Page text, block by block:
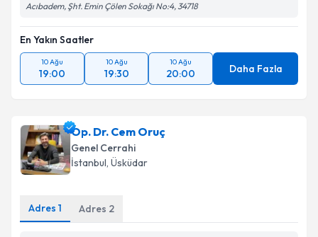
Acıbadem, Şht. Emin Çölen Sokağı No:4, 34718
En Yakın Saatler
10 Ağu
19:00
10 Ağu
19:30
10 Ağu
20:00 Daha Fazla
Op. Dr. Cem Oruç
Genel Cerrahi
İstanbul, Üsküdar
Adres 1 Adres 2